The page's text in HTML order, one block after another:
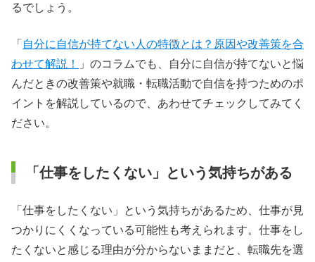
るでしょう。
「 自分に自信が持てない人の特徴とは？原因や改善策を合
わせて解説！
」のコラムでも、自分に自信が持てないと悩
んだときの改善策や就職・転職活動で自信を持つためのポ
イントを解説しているので、あわせてチェックしてみてく
ださい。
「仕事をしたくない」という気持ちがある
「仕事をしたくない」という気持ちがあるため、仕事が見
つかりにくくなっている可能性も考えられます。仕事をし
たくないと感じる理由が分からないままだと、転職先を選